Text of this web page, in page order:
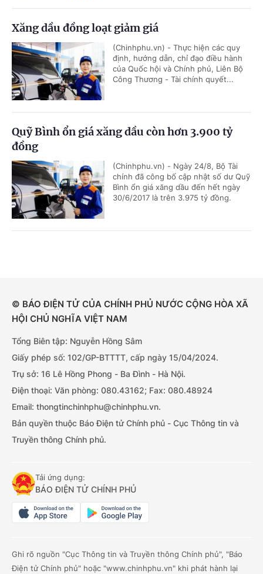
Xăng dầu đồng loạt giảm giá
(Chinhphu.vn) - Thực hiện các quy
định, hướng dẫn, chỉ đạo điều hành
của Quốc hội và Chính phủ, Liên Bộ
Công Thương - Tài chính quyết...
Quỹ Bình ổn giá xăng dầu còn hơn 3.900 tỷ
đồng
(Chinhphu.vn) - Ngày 24/8, Bộ Tài
chính đã công bố cập nhật số dư Quỹ
Bình ổn giá xăng dầu đến hết ngày
30/6/2017 là trên 3.975 tỷ đồng.
© BÁO ĐIỆN TỬ CỦA CHÍNH PHỦ NƯỚC CỘNG HÒA XÃ
HỘI CHỦ NGHĨA VIỆT NAM
Tổng Biên tập: Nguyễn Hồng Sâm
Giấy phép số: 102/GP-BTTTT, cấp ngày 15/04/2024.
Trụ sở: 16 Lê Hồng Phong - Ba Đình - Hà Nội.
Điện thoại: Văn phòng: 080.43162; Fax: 080.48924
Email: thongtinchinhphu@chinhphu.vn.
Bản quyền thuộc Báo Điện tử Chính phủ - Cục Thông tin và
Truyền thông Chính phủ.
Tải ứng dụng:
BÁO ĐIỆN TỬ CHÍNH PHỦ
Ghi rõ nguồn "Cục Thông tin và Truyền thông Chính phủ", "Báo
Điện tử Chính phủ" hoặc "www.chinhphu.vn" khi phát hành lại